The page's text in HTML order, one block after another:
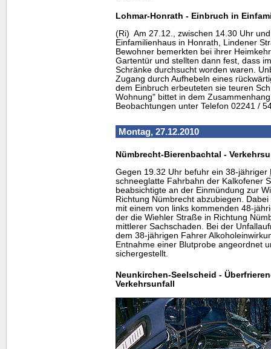
Lohmar-Honrath - Einbruch in
(Ri) Am 27.12., zwischen 14.30 Uhr
Einfamilienhaus in Honrath, Lindener
Bewohner bemerkten bei ihrer
Gartentür und stellten dann fest, dass
Schränke durchsucht worden waren.
Zugang durch Aufhebeln eines
dem Einbruch erbeuteten sie teuren
Wohnung" bittet in dem
Beobachtungen unter Telefon 02241 /
Montag, 27.12.2010
Nümbrecht-Bierenbachtal -
Gegen 19.32 Uhr befuhr ein 38-jähriger
schneeglatte Fahrbahn der Kalkofener
beabsichtigte an der Einmündung zur
Richtung Nümbrecht abzubiegen.
mit einem von links kommenden 48-
der die Wiehler Straße in Richtung
mittlerer Sachschaden. Bei der
dem 38-jährigen Fahrer
Entnahme einer Blutprobe angeordnet
sichergestellt.
Neunkirchen-Seelscheid -
Verkehrsunfall